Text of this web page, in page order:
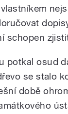
schopen
potkal osud
se stalo
době